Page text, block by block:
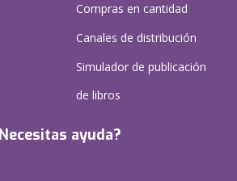
Compras en cantidad
Canales de distribución
Simulador de publicación
de libros
ayuda?